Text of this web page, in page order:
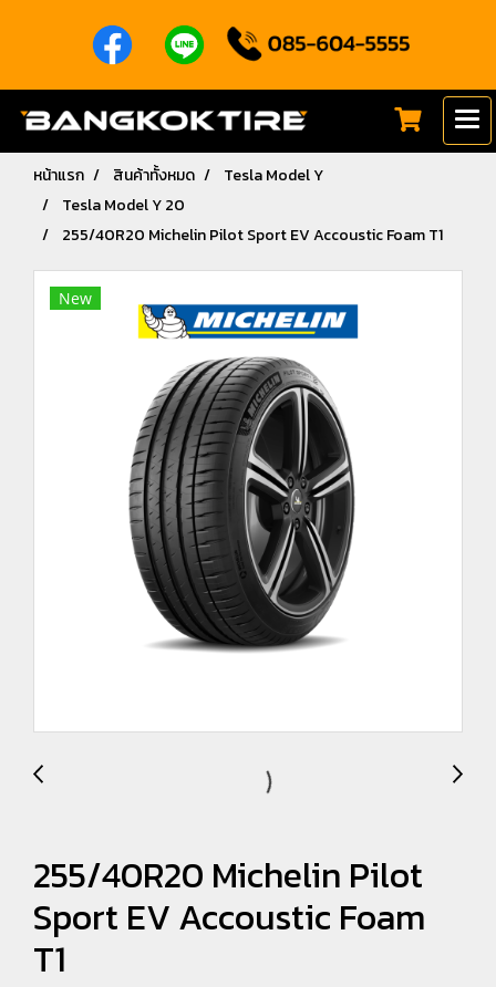
หน้าแรก สินค้าทั้งหมด
Tesla Model Y
Tesla Model Y 20
255/40R20 Michelin Pilot Sport EV Accoustic Foam T1
New
255/40R20 Michelin Pilot
Sport EV Accoustic Foam
T1